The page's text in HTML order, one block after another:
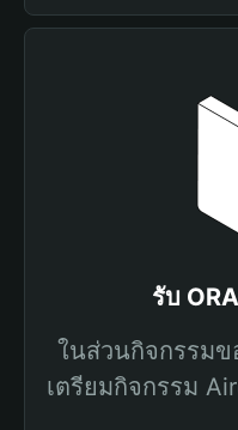
รับ
ในส่วนกิจกรรมข
เตรียมกิจกรรม